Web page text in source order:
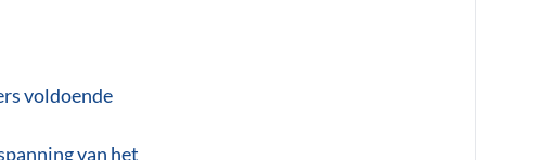
voldoende
van het